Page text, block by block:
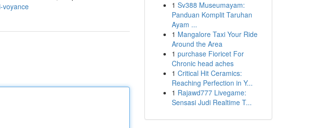
voyance
1 Sv388 Museumayam:
Panduan Komplit Taruhan
Ayam ...
1 Mangalore Taxi Your Ride
Around the Area
1 purchase Fioricet For
Chronic head aches
1 Critical Hit Ceramics:
Reaching Perfection in Y...
1 Rajawd777 Livegame:
Sensasi Judi Realtime T...